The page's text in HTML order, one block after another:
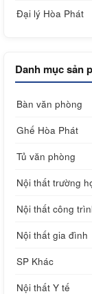
Đại lý Hòa Phát
Danh mục sản
Bàn văn phòng
Ghế Hòa Phát
Tủ văn phòng
Nội thất trường
Nội thất công
Nội thất gia đình
SP Khác
Nội thất Y tế